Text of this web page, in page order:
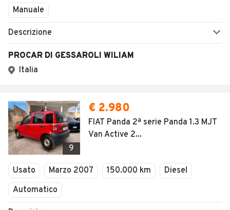
Manuale
Descrizione
PROCAR DI GESSAROLI WILIAM
Italia
9
€ 2.980
FIAT Panda 2ª serie Panda 1.3 MJT
Van Active 2...
Usato Marzo 2007 150.000 km
Diesel
Automatico